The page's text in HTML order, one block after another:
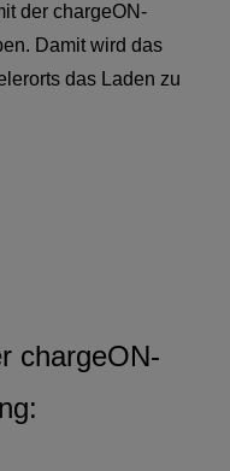
der chargeON-
Damit wird das
das Laden zu
chargeON-